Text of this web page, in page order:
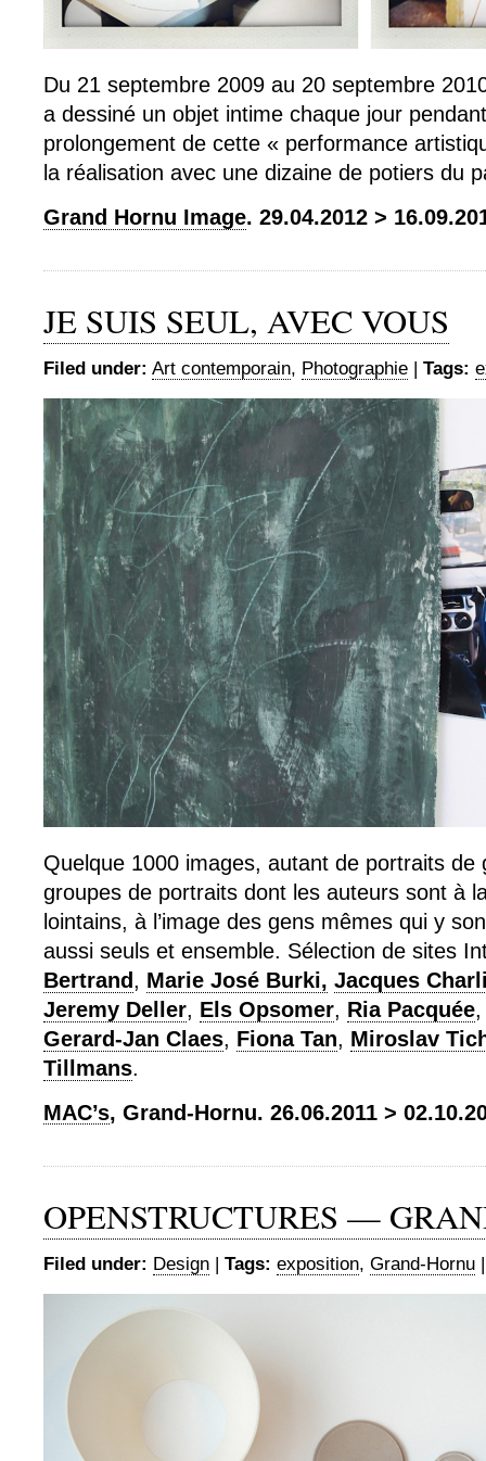
Du 21 septembre 2009 au 20 septembre
a dessiné un objet intime chaque jour
prolongement de cette « performance
la réalisation avec une dizaine de potiers du
Grand Hornu Image. 29.04.2012 >
JE SUIS SEUL, AVEC VOUS
Filed under: Art contemporain, Photographie | Tags:
Quelque 1000 images, autant de portraits de
groupes de portraits dont les auteurs sont à
lointains, à l’image des gens mêmes qui y
aussi seuls et ensemble. Sélection de sites
Bertrand, Marie José Burki, Jacques
Jeremy Deller, Els Opsomer, Ria Pacquée
Gerard-Jan Claes, Fiona Tan, Miroslav
Tillmans.
MAC’s, Grand-Hornu. 26.06.2011 >
OPENSTRUCTURES —
Filed under: Design | Tags: exposition, Grand-Hornu |